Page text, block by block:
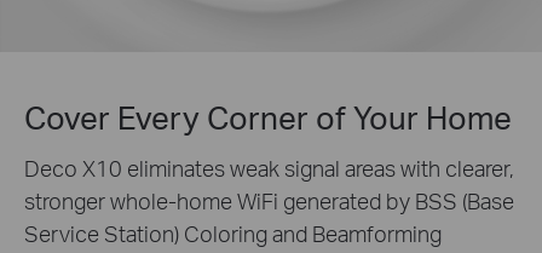
Cover Every Corner of Your Home
Deco X10 eliminates weak signal areas with clearer,
stronger whole-home WiFi generated by BSS (Base
Service Station) Coloring and Beamforming